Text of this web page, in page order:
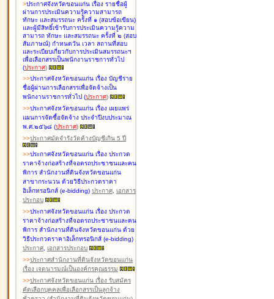
>ประกาศจังหวัดขอนแก่น เรื่อง รายชื่อผู้
ผ่านการประเมินความรู้ความสามารถ
ทักษะ และสมรรถนะ ครั้งที่ ๑ (สอบข้อเขียน)
และผู้มีสิทธิ์เข้ารับการประเมินความรู้ความ
สามารถ ทักษะ และสมรรถนะ ครั้งที่ ๒ (สอบ
สัมภาษณ์) กำหนดวัน เวลา สถานที่สอบ
และระเบียบเกี่ยวกับการประเมินสมรรถนะฯ
เพื่อเลือกสรรเป็นพนักงานราชการทั่วไป
(ประกาศ)
>>ประกาศจังหวัดขอนแก่น เรื่อง บัญชีราย
ชื่อผู้ผ่านการเลือกสรรเพื่อจัดจ้างเป็น
พนักงานราชการทั่วไป (ประกาศ)
>>ประกาศจังหวัดขอนแก่น เรื่อง เผยแพร่
แผนการจัดซื้อจัดจ้าง ประจำปีงบประมาณ
พ.ศ.๒๕๖๘ (ประกาศ)
>>ประกาศมัดจำรังวัดค้างบัญชีเกิน 5 ปี
>>ประกาศจังหวัดขอนแก่น เรื่อง ประกวด
ราคาจ้างก่อสร้างที่จอดรถประชาชนและคน
พิการ สำนักงานที่ดินจังหวัดขอนแก่น
สาขากระนวน ด้วยวิธีประกวดราคา
อิเล็กทรอนิกส์ (e-bidding) ประกาศ, เอกสาร
ประกอบ
>>ประกาศจังหวัดขอนแก่น เรื่อง ประกวด
ราคาจ้างก่อสร้างที่จอดรถประชาชนและคน
พิการ สำนักงานที่ดินจังหวัดขอนแก่น ด้วย
วิธีประกวดราคาอิเล็กทรอนิกส์ (e-bidding)
ประกาศ, เอกสารประกอบ
>>ประกาศสำนักงานที่ดินจังหวัดขอนแก่น
เรื่อง เจตนารมณ์เป็นองค์กรคุณธรรม
>>ประกาศจังหวัดขอนแก่น เรื่อง รับสมัคร
คัดเลือกบุคคลเพื่อเลือกสรรเป็นลูกจ้าง